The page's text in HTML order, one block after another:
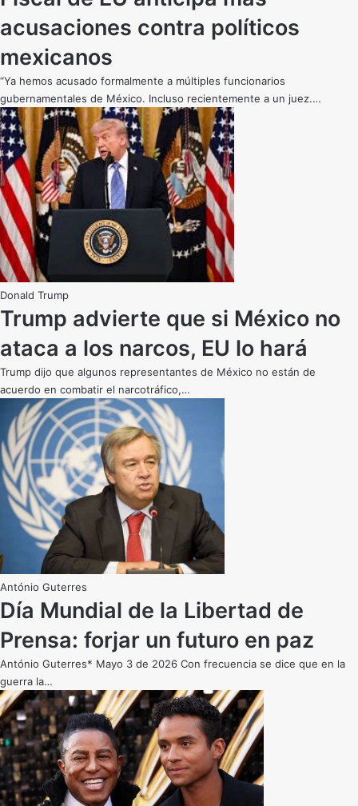
acusaciones contra políticos
mexicanos
“Ya hemos acusado formalmente a múltiples funcionarios
gubernamentales de México. Incluso recientemente a un juez.…
Donald Trump
Trump advierte que si México no
ataca a los narcos, EU lo hará
Trump dijo que algunos representantes de México no están de
acuerdo en combatir el narcotráfico,…
António Guterres
Día Mundial de la Libertad de
Prensa: forjar un futuro en paz
António Guterres* Mayo 3 de 2026 Con frecuencia se dice que en la
guerra la…